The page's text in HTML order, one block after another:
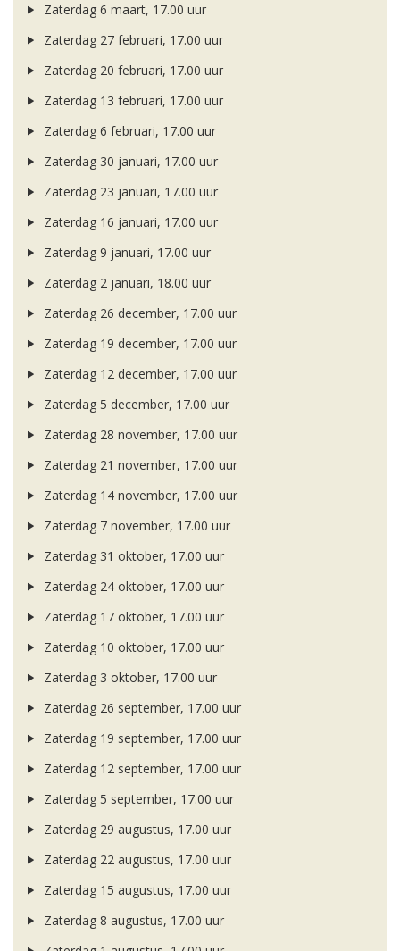
Zaterdag 6 maart, 17.00 uur
Zaterdag 27 februari, 17.00 uur
Zaterdag 20 februari, 17.00 uur
Zaterdag 13 februari, 17.00 uur
Zaterdag 6 februari, 17.00 uur
Zaterdag 30 januari, 17.00 uur
Zaterdag 23 januari, 17.00 uur
Zaterdag 16 januari, 17.00 uur
Zaterdag 9 januari, 17.00 uur
Zaterdag 2 januari, 18.00 uur
Zaterdag 26 december, 17.00 uur
Zaterdag 19 december, 17.00 uur
Zaterdag 12 december, 17.00 uur
Zaterdag 5 december, 17.00 uur
Zaterdag 28 november, 17.00 uur
Zaterdag 21 november, 17.00 uur
Zaterdag 14 november, 17.00 uur
Zaterdag 7 november, 17.00 uur
Zaterdag 31 oktober, 17.00 uur
Zaterdag 24 oktober, 17.00 uur
Zaterdag 17 oktober, 17.00 uur
Zaterdag 10 oktober, 17.00 uur
Zaterdag 3 oktober, 17.00 uur
Zaterdag 26 september, 17.00 uur
Zaterdag 19 september, 17.00 uur
Zaterdag 12 september, 17.00 uur
Zaterdag 5 september, 17.00 uur
Zaterdag 29 augustus, 17.00 uur
Zaterdag 22 augustus, 17.00 uur
Zaterdag 15 augustus, 17.00 uur
Zaterdag 8 augustus, 17.00 uur